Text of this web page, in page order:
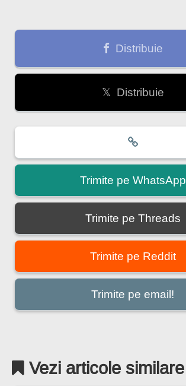
Distribuie
𝕏 Distribuie
Trimite pe WhatsApp
Trimite pe Threads
Trimite pe Reddit
Trimite pe email!
Vezi articole similare